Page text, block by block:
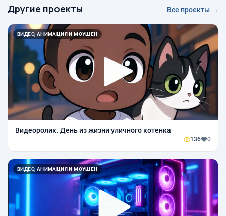
Другие проекты Все проекты →
ВИДЕО, АНИМАЦИЯ И МОУШЕН
Видеоролик. День из жизни уличного котенка
136 0
ВИДЕО, АНИМАЦИЯ И МОУШЕН